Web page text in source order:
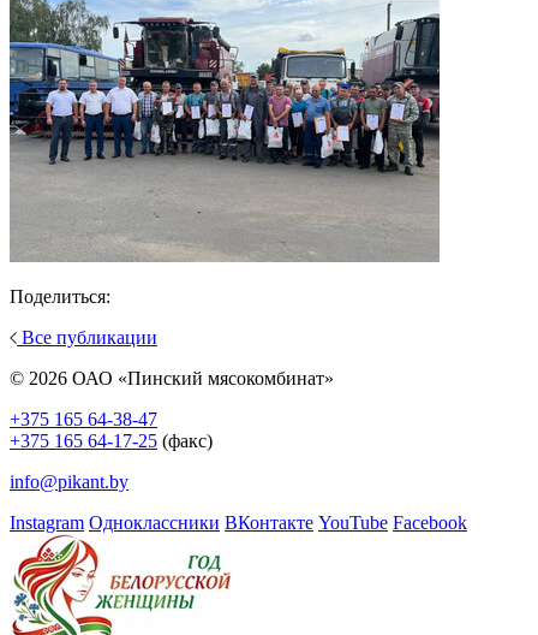
Поделиться:
Все публикации
© 2026 ОАО «Пинский мясокомбинат»
+375 165 64-38-47
+375 165 64-17-25 (факс)
info@pikant.by
Instagram Одноклассники ВКонтакте YouTube Facebook